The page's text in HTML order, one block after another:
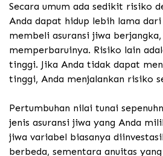
Secara umum ada sedikit risiko
Anda dapat hidup lebih lama
membeli asuransi jiwa
memperbaruinya. Risiko lain
tinggi. Jika Anda tidak dapat
tinggi, Anda menjalankan risiko
Pertumbuhan nilai tunai
jenis asuransi jiwa yang Anda
jiwa variabel biasanya
berbeda, sementara anuitas